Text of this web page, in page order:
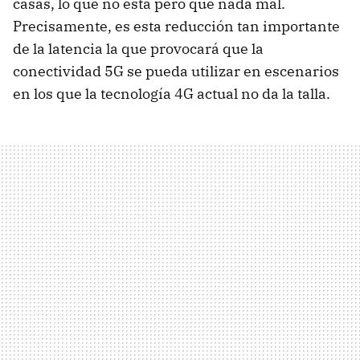
casas, lo que no está pero que nada mal.
Precisamente, es esta reducción tan importante
de la latencia la que provocará que la
conectividad 5G se pueda utilizar en escenarios
en los que la tecnología 4G actual no da la talla.